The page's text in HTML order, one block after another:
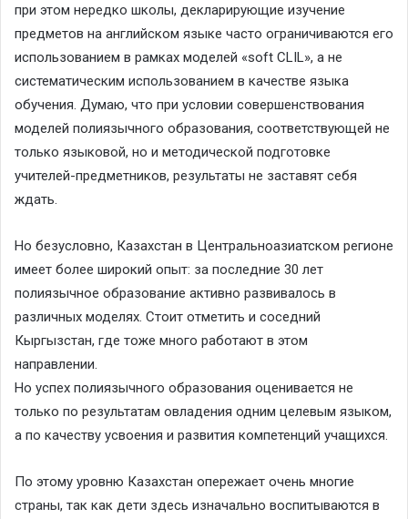
при этом нередко школы, декларирующие изучение
предметов на английском языке часто ограничиваются его
использованием в рамках моделей «soft CLIL», а не
систематическим использованием в качестве языка
обучения. Думаю, что при условии совершенствования
моделей полиязычного образования, соответствующей не
только языковой, но и методической подготовке
учителей-предметников, результаты не заставят себя
ждать.
Но безусловно, Казахстан в Центральноазиатском регионе
имеет более широкий опыт: за последние 30 лет
полиязычное образование активно развивалось в
различных моделях. Стоит отметить и соседний
Кыргызстан, где тоже много работают в этом
направлении.
Но успех полиязычного образования оценивается не
только по результатам овладения одним целевым языком,
а по качеству усвоения и развития компетенций учащихся.
По этому уровню Казахстан опережает очень многие
страны, так как дети здесь изначально воспитываются в